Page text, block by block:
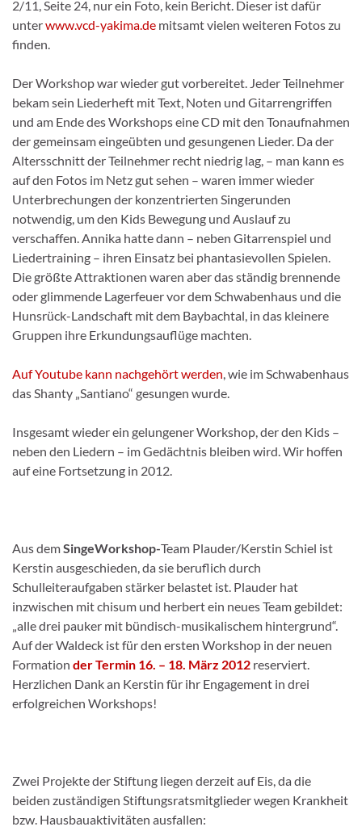
2/11, Seite 24, nur ein Foto, kein Bericht. Dieser ist dafür
unterwww.vcd-yakima.de mitsamt vielen weiteren Fotos zu
finden.
Der Workshop war wieder gut vorbereitet. Jeder Teilnehmer
bekam sein Liederheft mit Text, Noten und Gitarrengriffen
und am Ende des Workshops eine CD mit den Tonaufnahmen
der gemeinsam eingeübten und gesungenen Lieder. Da der
Altersschnitt der Teilnehmer recht niedrig lag, – man kann es
auf den Fotos im Netz gut sehen – waren immer wieder
Unterbrechungen der konzentrierten Singerunden
notwendig, um den Kids Bewegung und Auslauf zu
verschaffen. Annika hatte dann – neben Gitarrenspiel und
Liedertraining – ihren Einsatz bei phantasievollen Spielen.
Die größte Attraktionen waren aber das ständig brennende
oder glimmende Lagerfeuer vor dem Schwabenhaus und die
Hunsrück-Landschaft mit dem Baybachtal, in das kleinere
Gruppen ihre Erkundungsauflüge machten.
Auf Youtube kann nachgehört werden, wie im Schwabenhaus
das Shanty „Santiano“ gesungen wurde.
Insgesamt wieder ein gelungener Workshop, der den Kids –
neben den Liedern – im Gedächtnis bleiben wird. Wir hoffen
auf eine Fortsetzung in 2012.
Aus demSingeWorkshop-Team Plauder/Kerstin Schiel ist
Kerstin ausgeschieden, da sie beruflich durch
Schulleiteraufgaben stärker belastet ist. Plauder hat
inzwischen mit chisum und herbert ein neues Team gebildet:
„alle drei pauker mit bündisch-musikalischem hintergrund“.
Auf der Waldeck ist für den ersten Workshop in der neuen
Formation der Termin 16. – 18. März 2012 reserviert.
Herzlichen Dank an Kerstin für ihr Engagement in drei
erfolgreichen Workshops!
Zwei Projekte der Stiftung liegen derzeit auf Eis, da die
beiden zuständigen Stiftungsratsmitglieder wegen Krankheit
bzw. Hausbauaktivitäten ausfallen: